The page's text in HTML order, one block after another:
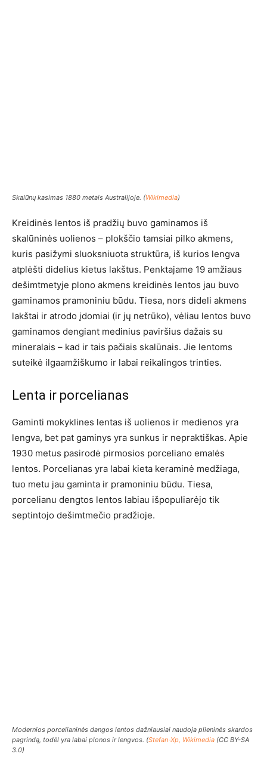
Skalūnų kasimas 1880 metais Australijoje. (Wikimedia)
Kreidinės lentos iš pradžių buvo gaminamos iš
skalūninės uolienos – plokščio tamsiai pilko akmens,
kuris pasižymi sluoksniuota struktūra, iš kurios lengva
atplėšti didelius kietus lakštus. Penktajame 19 amžiaus
dešimtmetyje plono akmens kreidinės lentos jau buvo
gaminamos pramoniniu būdu. Tiesa, nors dideli akmens
lakštai ir atrodo įdomiai (ir jų netrūko), vėliau lentos buvo
gaminamos dengiant medinius paviršius dažais su
mineralais – kad ir tais pačiais skalūnais. Jie lentoms
suteikė ilgaamžiškumo ir labai reikalingos trinties.
Lenta ir porcelianas
Gaminti mokyklines lentas iš uolienos ir medienos yra
lengva, bet pat gaminys yra sunkus ir nepraktiškas. Apie
1930 metus pasirodė pirmosios porceliano emalės
lentos. Porcelianas yra labai kieta keraminė medžiaga,
tuo metu jau gaminta ir pramoniniu būdu. Tiesa,
porcelianu dengtos lentos labiau išpopuliarėjo tik
septintojo dešimtmečio pradžioje.
Modernios porcelianinės dangos lentos dažniausiai naudoja plieninės skardos
pagrindą, todėl yra labai plonos ir lengvos. (Stefan-Xp, Wikimedia (CC BY-SA
3.0)